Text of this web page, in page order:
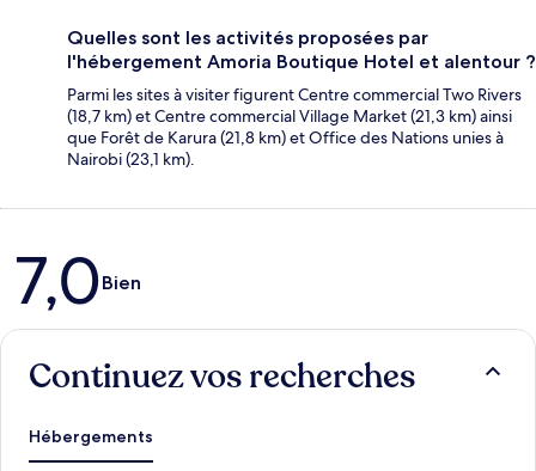
Quelles sont les activités proposées par
l'hébergement Amoria Boutique Hotel et alentour ?
Parmi les sites à visiter figurent Centre commercial Two Rivers
(18,7 km) et Centre commercial Village Market (21,3 km) ainsi
que Forêt de Karura (21,8 km) et Office des Nations unies à
Nairobi (23,1 km).
Avis
7,0Bien
Continuez vos recherches
Hébergements